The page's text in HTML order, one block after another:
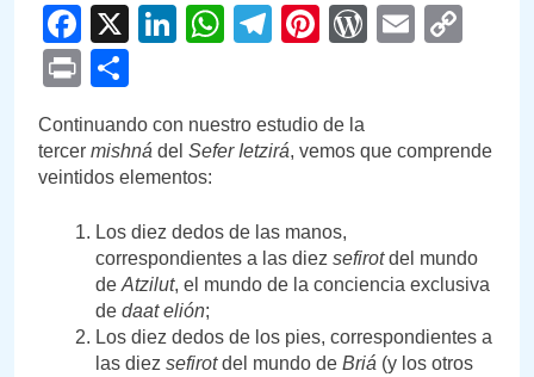
Facebook
X LinkedIn
WhatsApp
Telegram
PinterestEmail
Print
Continuando con nuestro estudio de la
tercer mishná del Sefer Ietzirá, vemos que comprende
veintidos elementos:
Los diez dedos de las manos,
correspondientes a las diez sefirotdel mundo
de Atzilut, el mundo de la conciencia exclusiva
de daat elión;
Los diez dedos de los pies, correspondientes a
las diez sefirotdel mundo de Briá (y los otros